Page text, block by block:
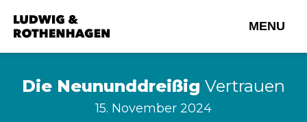
MENU
Die Neununddreißig Vertrauen
15. November 2024